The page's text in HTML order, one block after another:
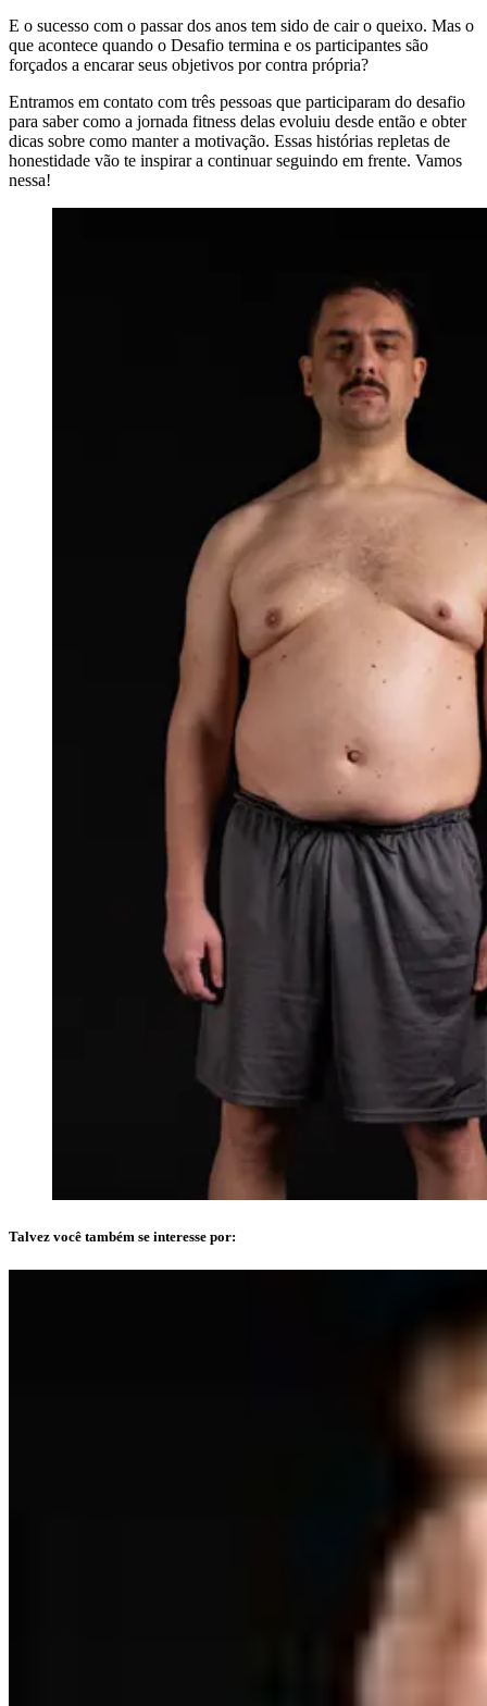
E o sucesso com o passar dos anos tem sido de cair o queixo. Mas o
que acontece quando o Desafio termina e os participantes são
forçados a encarar seus objetivos por contra própria?
Entramos em contato com três pessoas que participaram do desafio
para saber como a jornada fitness delas evoluiu desde então e obter
dicas sobre como manter a motivação. Essas histórias repletas de
honestidade vão te inspirar a continuar seguindo em frente. Vamos
nessa!
Talvez você também se interesse por: